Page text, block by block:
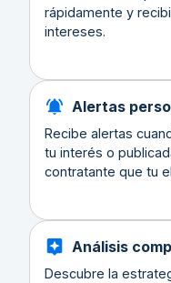
rápidamente y
intereses.
Alertas
Recibe alertas
tu interés o
contratante que tu
Análisis
Descubre la